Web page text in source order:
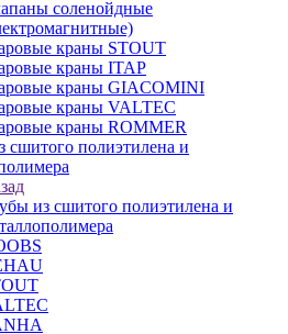
соленойдные
краны STOUT
краны ITAP
краны GIACOMINI
краны VALTEC
краны ROMMER
сшитого полиэтилена и
из сшитого полиэтилена и